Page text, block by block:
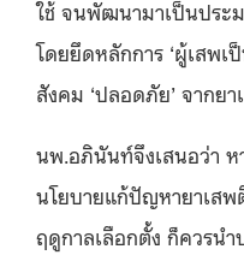
ใช้ จนพัฒนามาเป็นประ
โดยยึดหลักการ ‘ผู้เสพเ
สังคม ‘ปลอดภัย’ จากย
นพ.อภินันท์จึงเสนอว่า ห
นโยบายแก้ปัญหายาเสพ
ฤดูกาลเลือกตั้ง ก็ควรน